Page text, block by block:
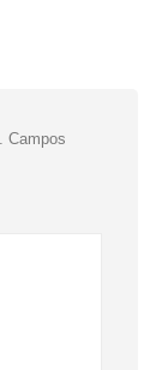
Campos